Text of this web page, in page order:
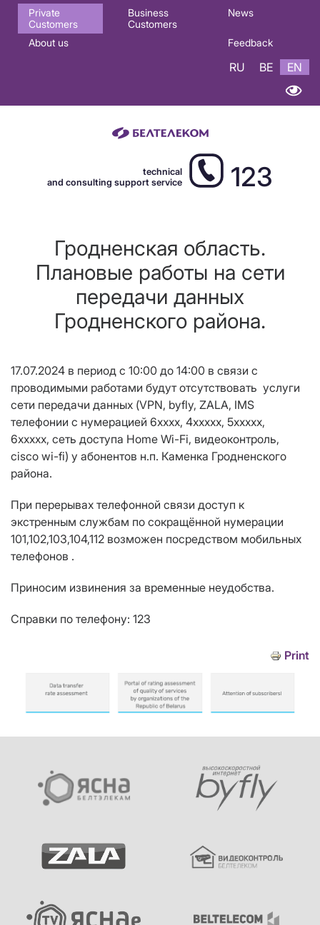
Основная
навигация
Private
Customers
Business
Customers
News
About us Feedback
RU BE EN
technical
and consulting support service
123
Гродненская область.
Плановые работы на сети
передачи данных
Гродненского района.
17.07.2024 в период с 10:00 до 14:00 в связи с
проводимыми работами будут отсутствовать услуги
сети передачи данных (VPN, byfly, ZALA, IMS
телефонии с нумерацией 6хххх, 4ххххх, 5ххххх,
6ххххх, сеть доступа Home Wi-Fi, видеоконтроль,
cisco wi-fi) у абонентов н.п. Каменка Гродненского
района.
При перерывах телефонной связи доступ к
экстренным службам по сокращённой нумерации
101,102,103,104,112 возможен посредством мобильных
телефонов .
Приносим извинения за временные неудобства.
Справки по телефону: 123
Print